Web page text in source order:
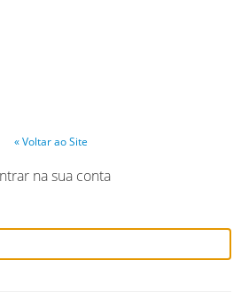
« Voltar ao Site
na sua conta